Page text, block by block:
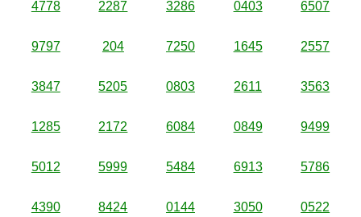
4778 2287 3286 0403 6507
9797 204 7250 1645 2557
3847 5205 0803 2611 3563
1285 2172 6084 0849 9499
5012 5999 5484 6913 5786
4390 8424 0144 3050 0522